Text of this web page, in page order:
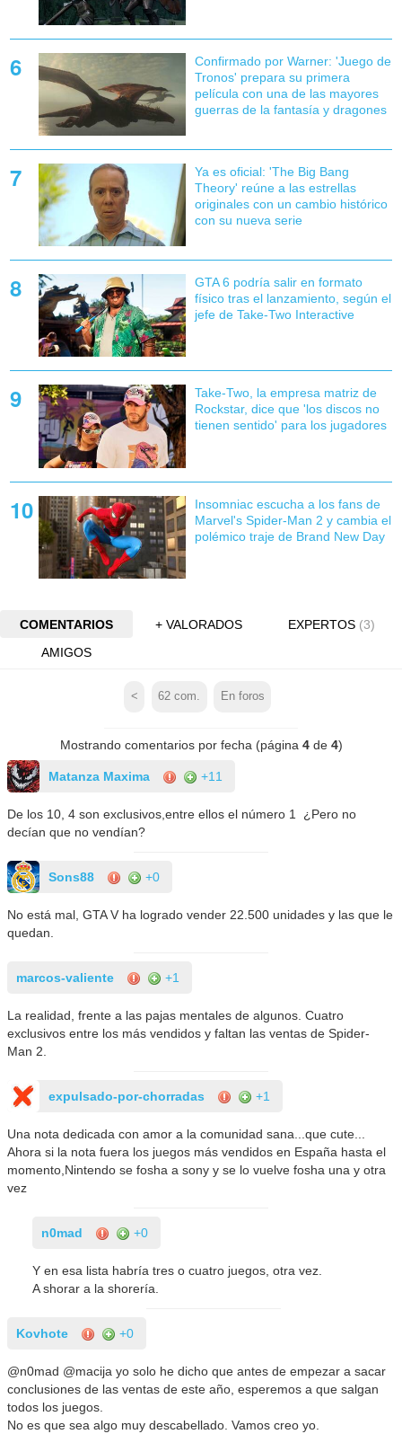
Confirmado por Warner: 'Juego de
Tronos' prepara su primera
película con una de las mayores
guerras de la fantasía y dragones
Ya es oficial: 'The Big Bang
Theory' reúne a las estrellas
originales con un cambio histórico
con su nueva serie
GTA 6 podría salir en formato
físico tras el lanzamiento, según el
jefe de Take-Two Interactive
Take-Two, la empresa matriz de
Rockstar, dice que 'los discos no
tienen sentido' para los jugadores
Insomniac escucha a los fans de
Marvel's Spider-Man 2 y cambia el
polémico traje de Brand New Day
COMENTARIOS + VALORADOS EXPERTOS (3)
AMIGOS
< 62 com. En foros
Mostrando comentarios por fecha (página 4de 4)
Matanza Maxima +11
De los 10, 4 son exclusivos,entre ellos el número 1 ¿Pero no
decían que no vendían?
Sons88 +0
No está mal, GTA V ha logrado vender 22.500 unidades y las que le
quedan.
marcos-valiente +1
La realidad, frente a las pajas mentales de algunos. Cuatro
exclusivos entre los más vendidos y faltan las ventas de Spider-
Man 2.
expulsado-por-chorradas +1
Una nota dedicada con amor a la comunidad sana...que cute...
Ahora si la nota fuera los juegos más vendidos en España hasta el
momento,Nintendo se fosha a sony y se lo vuelve fosha una y otra
vez
n0mad +0
Y en esa lista habría tres o cuatro juegos, otra vez.
A shorar a la shorería.
Kovhote +0
@n0mad @macija yo solo he dicho que antes de empezar a sacar
conclusiones de las ventas de este año, esperemos a que salgan
todos los juegos.
No es que sea algo muy descabellado. Vamos creo yo.